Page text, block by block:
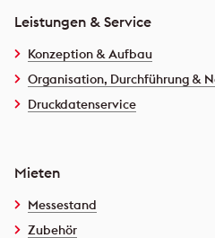
Leistungen & Service
Konzeption & Aufbau
Organisation, Durchführung &
Druckdatenservice
Mieten
Messestand
Zubehör